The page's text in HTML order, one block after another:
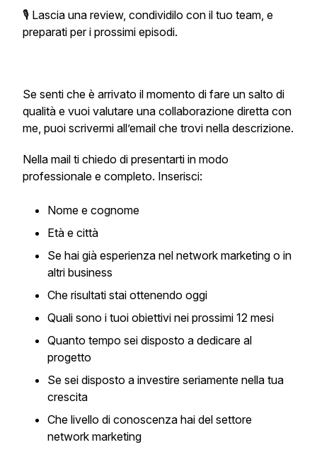
🎙️ Lascia una review, condividilo con il tuo team, e
preparati per i prossimi episodi.
Se senti che è arrivato il momento di fare un salto di
qualità e vuoi valutare una collaborazione diretta con
me, puoi scrivermi all’email che trovi nella descrizione.
Nella mail ti chiedo di presentarti in modo
professionale e completo. Inserisci:
Nome e cognome
Età e città
Se hai già esperienza nel network marketing o in
altri business
Che risultati stai ottenendo oggi
Quali sono i tuoi obiettivi nei prossimi 12 mesi
Quanto tempo sei disposto a dedicare al
progetto
Se sei disposto a investire seriamente nella tua
crescita
Che livello di conoscenza hai del settore
network marketing